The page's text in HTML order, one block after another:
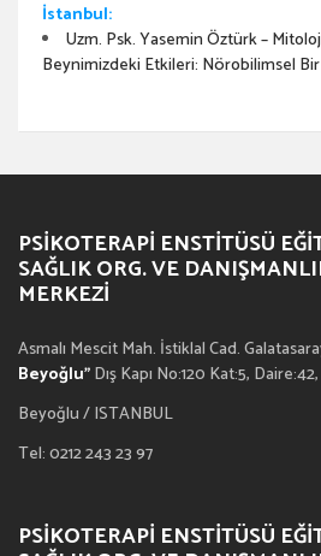
İstanbul:
Uzm. Psk. Yasemin Öztürk –
Beynimizdeki Etkileri: Nörobilimsel Bir
PSIKOTERAPI ENSTITÜSÜ
SAĞLIK ORG. VE
MERKEZI
Asmalı Mescit Mah. İstiklal Cad.
Beyoğlu”Dış Kapı No:120 Kat:5, Daire:42,
Beyoğlu / ISTANBUL
Tel: 0212 243 23 97
PSIKOTERAPI ENSTITÜSÜ